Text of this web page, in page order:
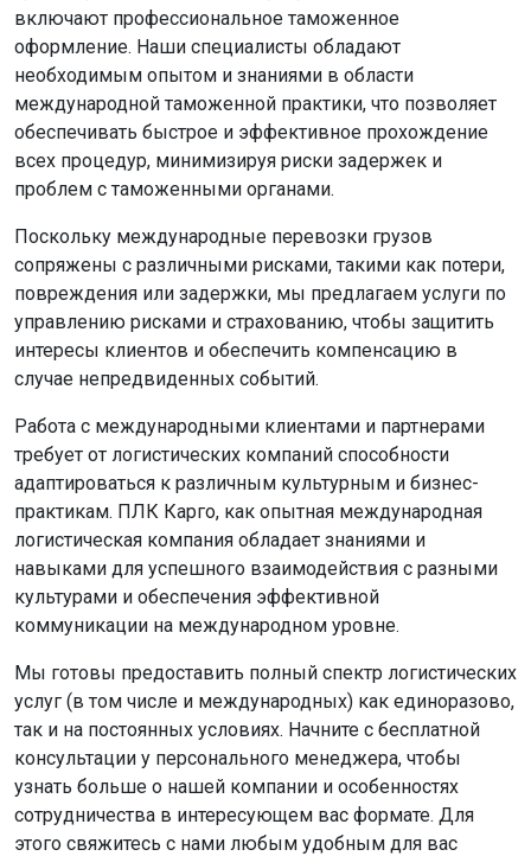
включают профессиональное таможенное
оформление. Наши специалисты обладают
необходимым опытом и знаниями в области
международной таможенной практики, что позволяет
обеспечивать быстрое и эффективное прохождение
всех процедур, минимизируя риски задержек и
проблем с таможенными органами.
Поскольку международные перевозки грузов
сопряжены с различными рисками, такими как потери,
повреждения или задержки, мы предлагаем услуги по
управлению рисками и страхованию, чтобы защитить
интересы клиентов и обеспечить компенсацию в
случае непредвиденных событий.
Работа с международными клиентами и партнерами
требует от логистических компаний способности
адаптироваться к различным культурным и бизнес-
практикам. ПЛК Карго, как опытная международная
логистическая компания обладает знаниями и
навыками для успешного взаимодействия с разными
культурами и обеспечения эффективной
коммуникации на международном уровне.
Мы готовы предоставить полный спектр логистических
услуг (в том числе и международных) как единоразово,
так и на постоянных условиях. Начните с бесплатной
консультации у персонального менеджера, чтобы
узнать больше о нашей компании и особенностях
сотрудничества в интересующем вас формате. Для
этого свяжитесь с нами любым удобным для вас